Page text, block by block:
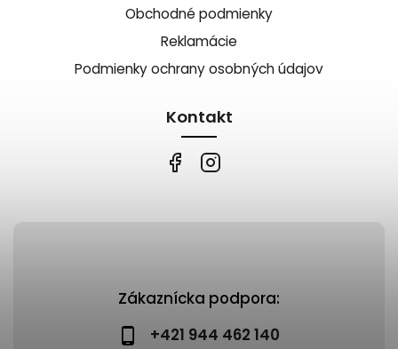
Zákaznícka podpora:
+421 944 462 140
Obchodné podmienky
Reklamácie
Podmienky ochrany osobných údajov
Kontakt